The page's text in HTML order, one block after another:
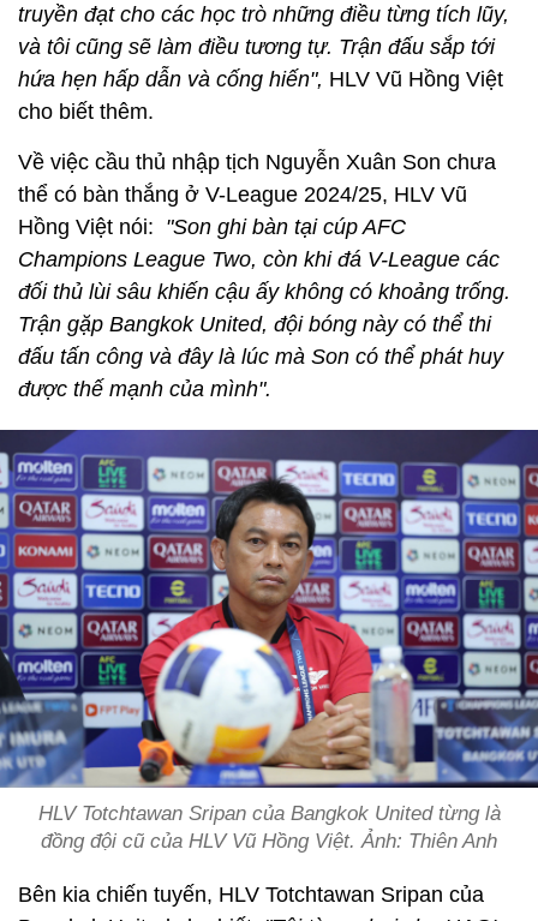
truyền đạt cho các học trò những điều từng tích lũy,
và tôi cũng sẽ làm điều tương tự. Trận đấu sắp tới
hứa hẹn hấp dẫn và cống hiến", HLV Vũ Hồng Việt
cho biết thêm.
Về việc cầu thủ nhập tịch Nguyễn Xuân Son chưa
thể có bàn thắng ở V-League 2024/25, HLV Vũ
Hồng Việt nói: "Son ghi bàn tại cúp AFC
Champions League Two, còn khi đá V-League các
đối thủ lùi sâu khiến cậu ấy không có khoảng trống.
Trận gặp Bangkok United, đội bóng này có thể thi
đấu tấn công và đây là lúc mà Son có thể phát huy
được thế mạnh của mình".
HLV Totchtawan Sripan của Bangkok United từng là
đồng đội cũ của HLV Vũ Hồng Việt. Ảnh: Thiên Anh
Bên kia chiến tuyến, HLV Totchtawan Sripan của